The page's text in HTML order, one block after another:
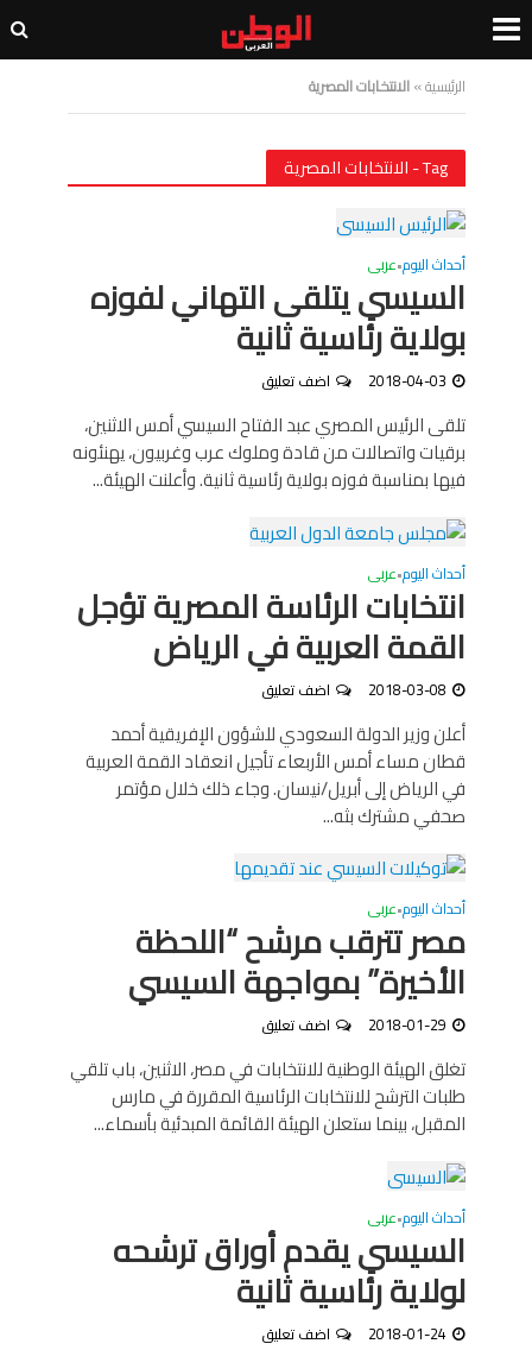
الرئيسية»الانتخابات المصرية
Tag - الانتخابات المصرية
أحداث اليوم•عربى
السيسي يتلقى التهاني لفوزه
بولاية رئاسية ثانية
2018-04-03 اضف تعليق
تلقى الرئيس المصري عبد الفتاح السيسي أمس الاثنين،
برقيات واتصالات من قادة وملوك عرب وغربيون، يهنئونه
فيها بمناسبة فوزه بولاية رئاسية ثانية. وأعلنت الهيئة...
أحداث اليوم•عربى
انتخابات الرئاسة المصرية تؤجل
القمة العربية في الرياض
2018-03-08 اضف تعليق
أعلن وزير الدولة السعودي للشؤون الإفريقية أحمد
قطان مساء أمس الأربعاء تأجيل انعقاد القمة العربية
في الرياض إلى أبريل/نيسان. وجاء ذلك خلال مؤتمر
صحفي مشترك بثه...
أحداث اليوم•عربى
مصر تترقب مرشح “اللحظة
الأخيرة” بمواجهة السيسي
2018-01-29 اضف تعليق
تغلق الهيئة الوطنية للانتخابات في مصر، الاثنين، باب تلقي
طلبات الترشح للانتخابات الرئاسية المقررة في مارس
المقبل، بينما ستعلن الهيئة القائمة المبدئية بأسماء...
أحداث اليوم•عربى
السيسي يقدم أوراق ترشحه
لولاية رئاسية ثانية
2018-01-24 اضف تعليق